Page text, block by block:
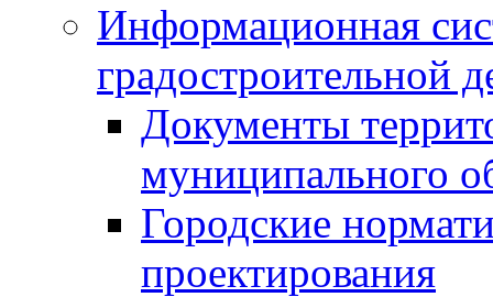
Информационная
градостроительной
Документы
муниципального
Городские
проектирования